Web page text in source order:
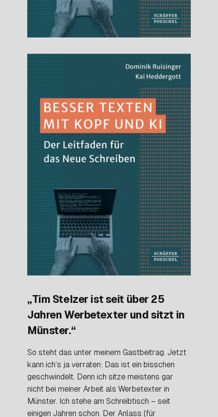
„Tim Stelzer ist seit über 25
Jahren Werbetexter und sitzt in
Münster.“
So steht das unter meinem Gastbeitrag. Jetzt
kann ich’s ja verraten: Das ist ein bisschen
geschwindelt. Denn ich sitze meistens gar
nicht bei meiner Arbeit als Werbetexter in
Münster. Ich stehe am Schreibtisch – seit
einigen Jahren schon. Der Anlass (für